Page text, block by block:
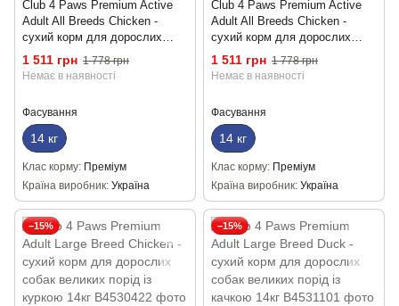
Club 4 Paws Premium Active
Adult All Breeds Chicken -
сухий корм для дорослих
собак з високими
енергетичними потребами із
1 511 грн 1 778 грн
Немає в наявності
Фасування
14 кг
Клас корму Преміум
Країна виробник Україна
Club 4 Paws Premium Active
Adult All Breeds Chicken -
сухий корм для дорослих
собак з високими
енергетичними потребами із
1 511 грн 1 778 грн
Немає в наявності
Фасування
14 кг
Клас корму Преміум
Країна виробник Україна
−15% −15%